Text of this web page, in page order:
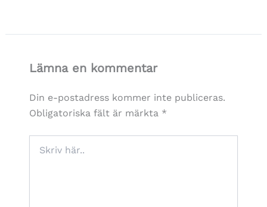
Lämna en kommentar
Din e-postadress kommer inte publiceras.
Obligatoriska fält är märkta *
här..